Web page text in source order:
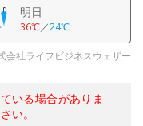
明日
36℃／24℃
会社ライフビジネスウェザー
いる場合がありま
い。